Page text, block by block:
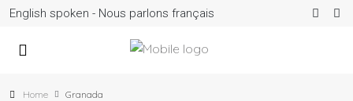
English spoken - Nous parlons français
Home Granada